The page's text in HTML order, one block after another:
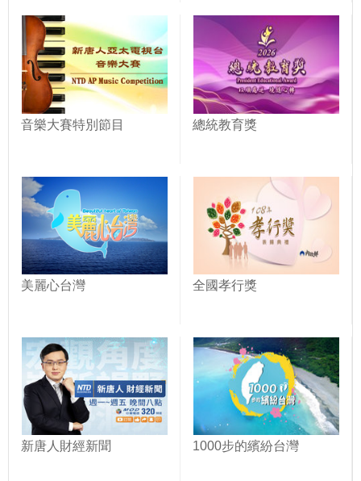
音樂大賽特別節目 總統教育獎
美麗心台灣 全國孝行獎
新唐人財經新聞 1000步的繽紛台灣